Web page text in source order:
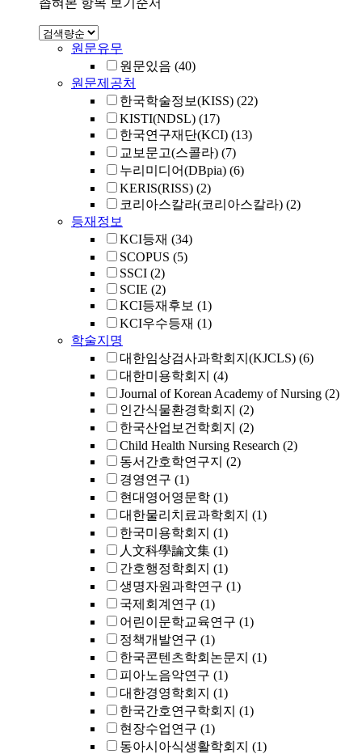
좁혀본 항목 보기순서
원문유무
원문있음 (40)
원문제공처
한국학술정보(KISS) (22)
KISTI(NDSL) (17)
한국연구재단(KCI) (13)
교보문고(스콜라) (7)
누리미디어(DBpia) (6)
KERIS(RISS) (2)
코리아스칼라(코리아스칼라) (2)
등재정보
KCI등재 (34)
SCOPUS (5)
SSCI (2)
SCIE (2)
KCI등재후보 (1)
KCI우수등재 (1)
학술지명
대한임상검사과학회지(KJCLS) (6)
대한미용학회지 (4)
Journal of Korean Academy of Nursing (2)
인간식물환경학회지 (2)
한국산업보건학회지 (2)
Child Health Nursing Research (2)
동서간호학연구지 (2)
경영연구 (1)
현대영어영문학 (1)
대한물리치료과학회지 (1)
한국미용학회지 (1)
人文科學論文集 (1)
간호행정학회지 (1)
생명자원과학연구 (1)
국제회계연구 (1)
어린이문학교육연구 (1)
정책개발연구 (1)
한국콘텐츠학회논문지 (1)
피아노음악연구 (1)
대한경영학회지 (1)
한국간호연구학회지 (1)
현장수업연구 (1)
동아시아식생활학회지 (1)